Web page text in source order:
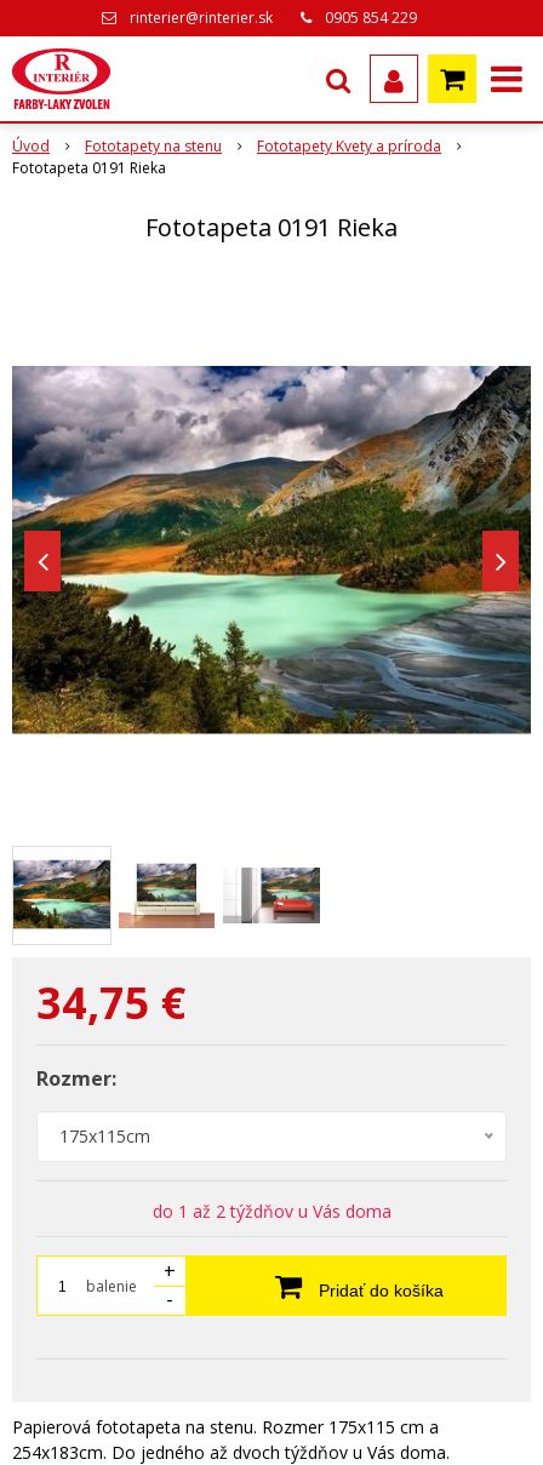
rinterier@rinterier.sk 0905 854 229
Úvod Fototapety na stenu
Fototapety Kvety a príroda
Fototapeta 0191 Rieka
Fototapeta 0191 Rieka
34,75 €
Rozmer:
175x115cm
do 1 až 2 týždňov u Vás doma
balenie
+
-
Pridať do košíka
Papierová fototapeta na stenu. Rozmer 175x115 cm a
254x183cm. Do jedného až dvoch týždňov u Vás doma.